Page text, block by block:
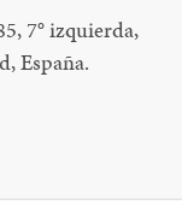
7°izquierda,
España.